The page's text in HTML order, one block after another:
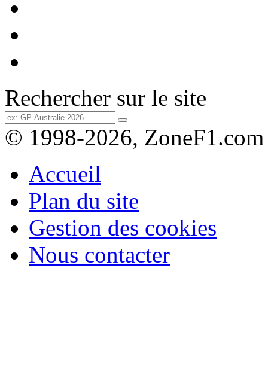
Rechercher sur le site
© 1998-2026, ZoneF1.com
Accueil
Plan du site
Gestion des cookies
Nous contacter